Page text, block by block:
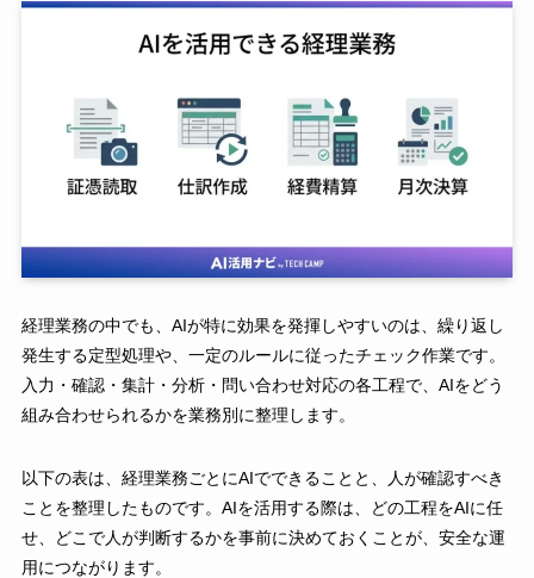
経理業務の中でも、AIが特に効果を発揮しやすいのは、繰り返し
発生する定型処理や、一定のルールに従ったチェック作業です。
入力・確認・集計・分析・問い合わせ対応の各工程で、AIをどう
組み合わせられるかを業務別に整理します。
以下の表は、経理業務ごとにAIでできることと、人が確認すべき
ことを整理したものです。AIを活用する際は、どの工程をAIに任
せ、どこで人が判断するかを事前に決めておくことが、安全な運
用につながります。